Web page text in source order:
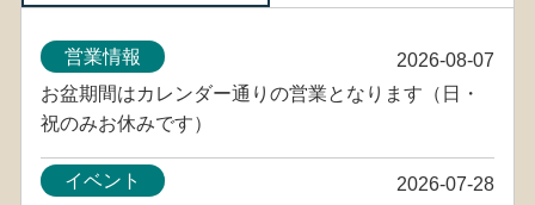
2026-08-07
営業情報
お盆期間はカレンダー通りの営業となります（日・
祝のみお休みです）
2026-07-28
イベント